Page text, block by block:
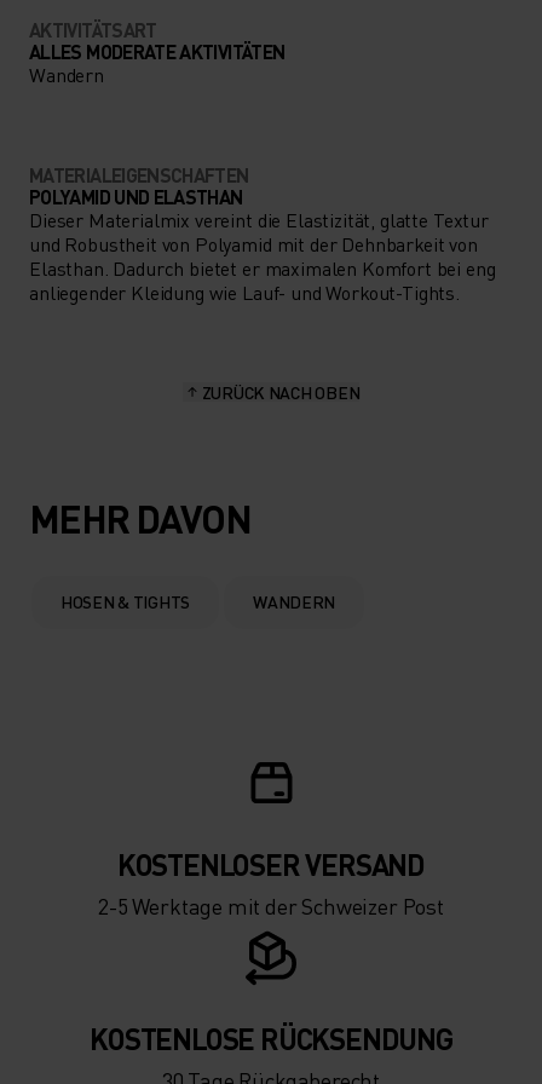
AKTIVITÄTSART
ALLES MODERATE AKTIVITÄTEN
Wandern
MATERIALEIGENSCHAFTEN
POLYAMID UND ELASTHAN
Dieser Materialmix vereint die Elastizität, glatte Textur
und Robustheit von Polyamid mit der Dehnbarkeit von
Elasthan. Dadurch bietet er maximalen Komfort bei eng
anliegender Kleidung wie Lauf- und Workout-Tights.
ZURÜCK NACH OBEN
MEHR DAVON
HOSEN & TIGHTS WANDERN
KOSTENLOSER VERSAND
2-5 Werktage mit der Schweizer Post
KOSTENLOSE RÜCKSENDUNG